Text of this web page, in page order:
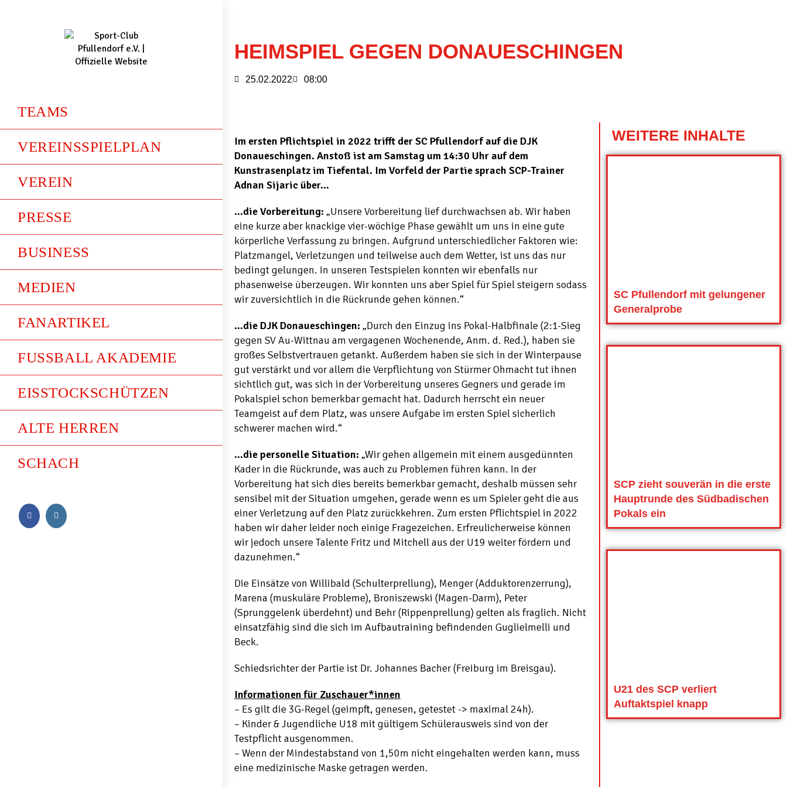
TEAMS
VEREINSSPIELPLAN
VEREIN
PRESSE
BUSINESS
MEDIEN
FANARTIKEL
FUSSBALL AKADEMIE
EISSTOCKSCHÜTZEN
ALTE HERREN
SCHACH
HEIMSPIEL GEGEN DONAUESCHINGEN
25.02.2022 08:00
Im ersten Pflichtspiel in 2022 trifft der SC Pfullendorf auf die DJK
Donaueschingen. Anstoß ist am Samstag um 14:30 Uhr auf dem
Kunstrasenplatz im Tiefental. Im Vorfeld der Partie sprach SCP-Trainer
Adnan Sijaric über…
…die Vorbereitung: „Unsere Vorbereitung lief durchwachsen ab. Wir haben
eine kurze aber knackige vier-wöchige Phase gewählt um uns in eine gute
körperliche Verfassung zu bringen. Aufgrund unterschiedlicher Faktoren wie:
Platzmangel, Verletzungen und teilweise auch dem Wetter, ist uns das nur
bedingt gelungen. In unseren Testspielen konnten wir ebenfalls nur
phasenweise überzeugen. Wir konnten uns aber Spiel für Spiel steigern sodass
wir zuversichtlich in die Rückrunde gehen können.“
…die DJK Donaueschingen: „Durch den Einzug ins Pokal-Halbfinale (2:1-Sieg
gegen SV Au-Wittnau am vergagenen Wochenende, Anm. d. Red.), haben sie
großes Selbstvertrauen getankt. Außerdem haben sie sich in der Winterpause
gut verstärkt und vor allem die Verpflichtung von Stürmer Ohmacht tut ihnen
sichtlich gut, was sich in der Vorbereitung unseres Gegners und gerade im
Pokalspiel schon bemerkbar gemacht hat. Dadurch herrscht ein neuer
Teamgeist auf dem Platz, was unsere Aufgabe im ersten Spiel sicherlich
schwerer machen wird.“
…die personelle Situation: „Wir gehen allgemein mit einem ausgedünnten
Kader in die Rückrunde, was auch zu Problemen führen kann. In der
Vorbereitung hat sich dies bereits bemerkbar gemacht, deshalb müssen sehr
sensibel mit der Situation umgehen, gerade wenn es um Spieler geht die aus
einer Verletzung auf den Platz zurückkehren. Zum ersten Pflichtspiel in 2022
haben wir daher leider noch einige Fragezeichen. Erfreulicherweise können
wir jedoch unsere Talente Fritz und Mitchell aus der U19 weiter fördern und
dazunehmen.“
Die Einsätze von Willibald (Schulterprellung), Menger (Adduktorenzerrung),
Marena (muskuläre Probleme), Broniszewski (Magen-Darm), Peter
(Sprunggelenk überdehnt) und Behr (Rippenprellung) gelten als fraglich. Nicht
einsatzfähig sind die sich im Aufbautraining befindenden Guglielmelli und
Beck.
Schiedsrichter der Partie ist Dr. Johannes Bacher (Freiburg im Breisgau).
Informationen für Zuschauer*innen
– Es gilt die 3G-Regel (geimpft, genesen, getestet -> maximal 24h).
– Kinder & Jugendliche U18 mit gültigem Schülerausweis sind von der
Testpflicht ausgenommen.
– Wenn der Mindestabstand von 1,50m nicht eingehalten werden kann, muss
eine medizinische Maske getragen werden.
WEITERE INHALTE
SC Pfullendorf mit gelungener
Generalprobe
SCP zieht souverän in die erste
Hauptrunde des Südbadischen
Pokals ein
U21 des SCP verliert
Auftaktspiel knapp